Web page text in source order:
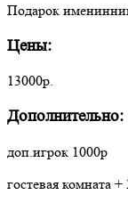
Подарок
Цены:
13000р.
Дополнительно:
доп.игрок 1000р
гостевая комната +